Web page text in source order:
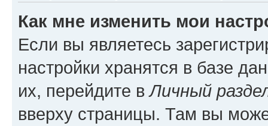
Как мне изменить мои
Если вы являетесь
настройки хранятся в базе
их, перейдите вЛичный
вверху страницы. Там вы